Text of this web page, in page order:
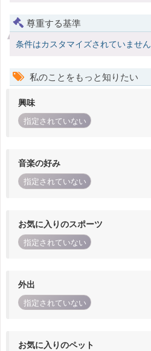
尊重する基準
条件はカスタマイズされていません
私のことをもっと知りたい
興味
指定されていない
音楽の好み
指定されていない
お気に入りのスポーツ
指定されていない
外出
指定されていない
お気に入りのペット